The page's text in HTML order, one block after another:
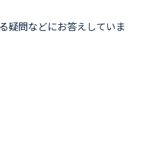
疑問などにお答えしていま